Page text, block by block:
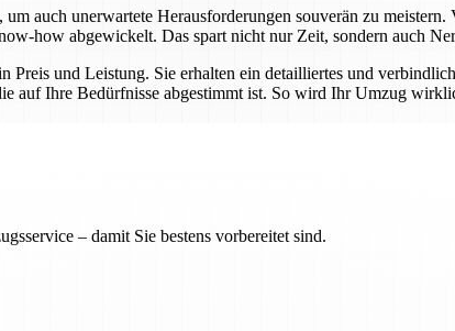
auch unerwartete Herausforderungen souverän zu
how abgewickelt. Das spart nicht nur Zeit, sondern auch
und Leistung. Sie erhalten ein detailliertes und
auf Ihre Bedürfnisse abgestimmt ist. So wird Ihr Umzug
– damit Sie bestens vorbereitet sind.